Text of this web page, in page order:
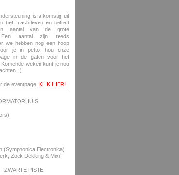
is afkomstig uit
het nachtleven en betreft
aantal van de grote
Een aantal zijn reeds
we hebben nog een hoop
je in petto, hou onze
in de gaten voor het
weken kunt je nog
; )
de eventpage: KLIK HIER!
(Symphonica Electronica)
Zoek Dekking & Mixil
ZWARTE PISTE